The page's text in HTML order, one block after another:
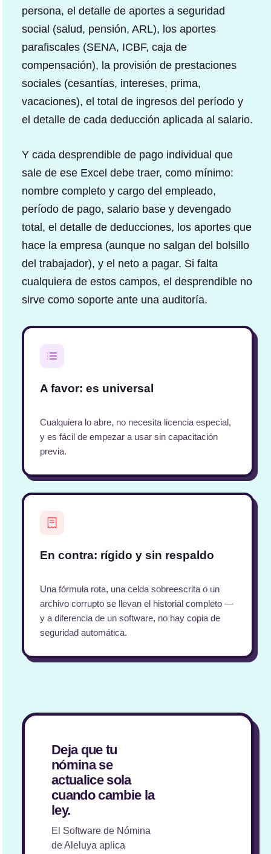
persona, el detalle de aportes a seguridad
social (salud, pensión, ARL), los aportes
parafiscales (SENA, ICBF, caja de
compensación), la provisión de prestaciones
sociales (cesantías, intereses, prima,
vacaciones), el total de ingresos del período y
el detalle de cada deducción aplicada al salario.
Y cada desprendible de pago individual que
sale de ese Excel debe traer, como mínimo:
nombre completo y cargo del empleado,
período de pago, salario base y devengado
total, el detalle de deducciones, los aportes que
hace la empresa (aunque no salgan del bolsillo
del trabajador), y el neto a pagar. Si falta
cualquiera de estos campos, el desprendible no
sirve como soporte ante una auditoría.
A favor: es universal
Cualquiera lo abre, no necesita licencia especial,
y es fácil de empezar a usar sin capacitación
previa.
En contra: rígido y sin respaldo
Una fórmula rota, una celda sobreescrita o un
archivo corrupto se llevan el historial completo —
y a diferencia de un software, no hay copia de
seguridad automática.
Deja que tu
nómina se
actualice sola
cuando cambie la
ley.
El Software de Nómina
de Aleluya aplica